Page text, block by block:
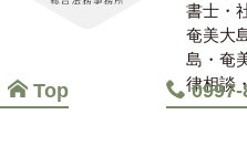
Top
書士・
奄美大
島・奄
律相談